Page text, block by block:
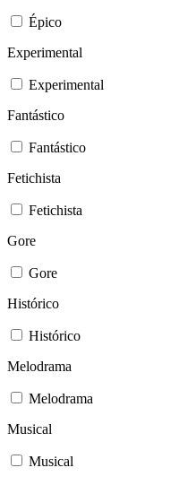
Épico
Experimental
Experimental
Fantástico
Fantástico
Fetichista
Fetichista
Gore
Gore
Histórico
Histórico
Melodrama
Melodrama
Musical
Musical